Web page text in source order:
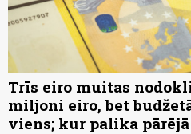
Trīs eiro muitas
miljoni eiro, bet
viens; kur palika